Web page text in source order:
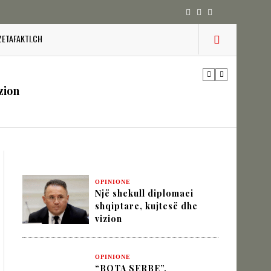
diplomatike e Turqisë
SHQIPTAR
NËPËRMJET INXHINIERISË SË
OPINIONE
Një shekull diplomaci
shqiptare, kujtesë dhe
vizion
OPINIONE
“BOTA SERBE”,